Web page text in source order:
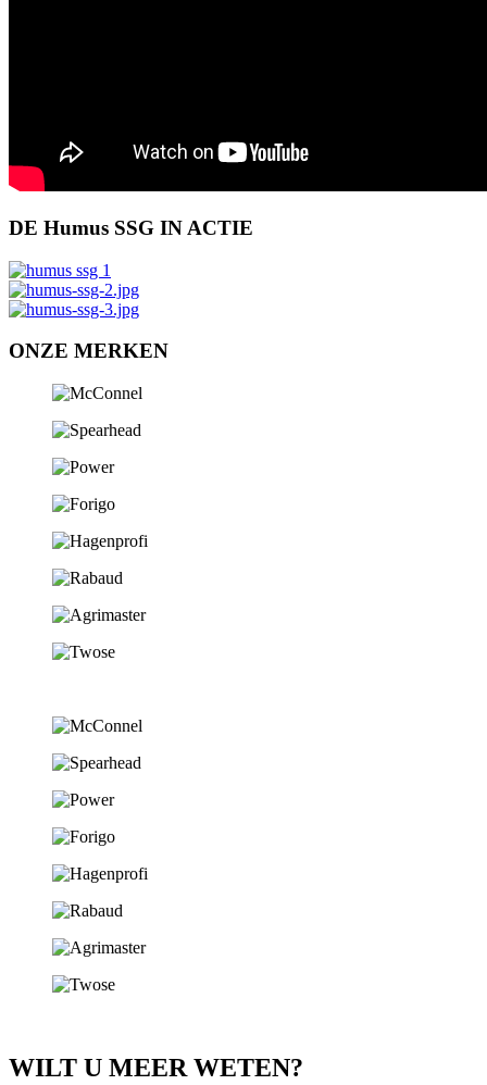
DE Humus SSG IN ACTIE
ONZE MERKEN
WILT U MEER WETEN?